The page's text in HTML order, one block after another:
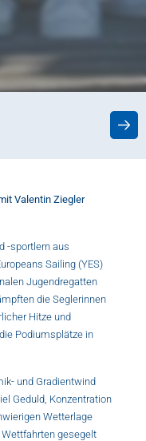
Valentin Ziegler
-sportlern aus
Sailing (YES)
Jugendregatten
die Seglerinnen
Hitze und
Podiumsplätze in
und Gradientwind
Geduld, Konzentration
Wetterlage
gesegelt